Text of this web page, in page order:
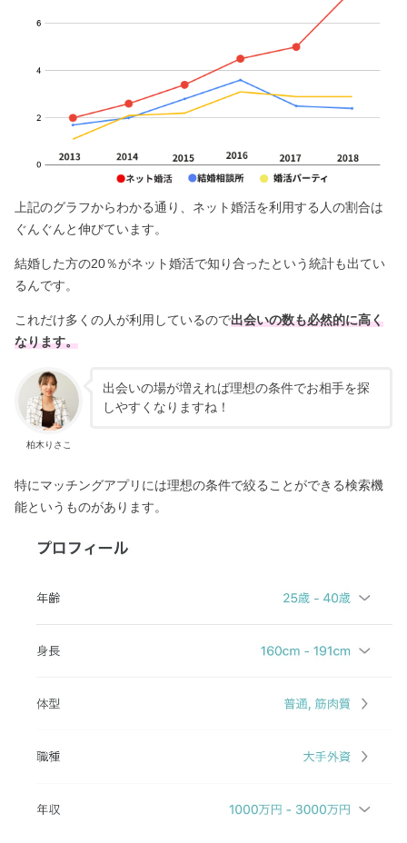
上記のグラフからわかる通り、ネット婚活を利用する人の割合は
ぐんぐんと伸びています。
結婚した方の20％がネット婚活で知り合ったという統計も出てい
るんです。
これだけ多くの人が利用しているので出会いの数も必然的に高く
なります。
柏木りさこ
出会いの場が増えれば理想の条件でお相手を探
しやすくなりますね！
特にマッチングアプリには理想の条件で絞ることができる検索機
能というものがあります。